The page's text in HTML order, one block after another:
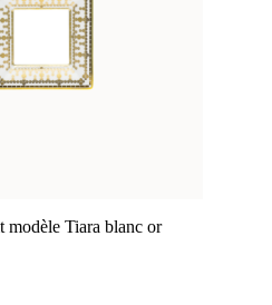
modèle Tiara blanc or